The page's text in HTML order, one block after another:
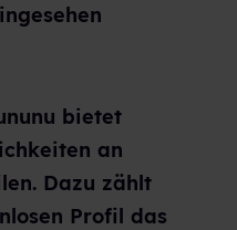
bietet
an
Dazu zählt
Profil das